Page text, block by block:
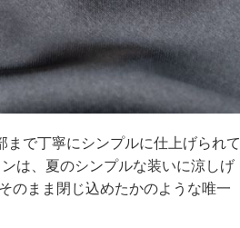
で丁寧にシンプルに仕上げられて
は、夏のシンプルな装いに涼しげ
のまま閉じ込めたかのような唯一